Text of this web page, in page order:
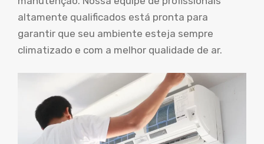
altamente qualificados está pronta para
garantir que seu ambiente esteja sempre
climatizado e com a melhor qualidade de ar.